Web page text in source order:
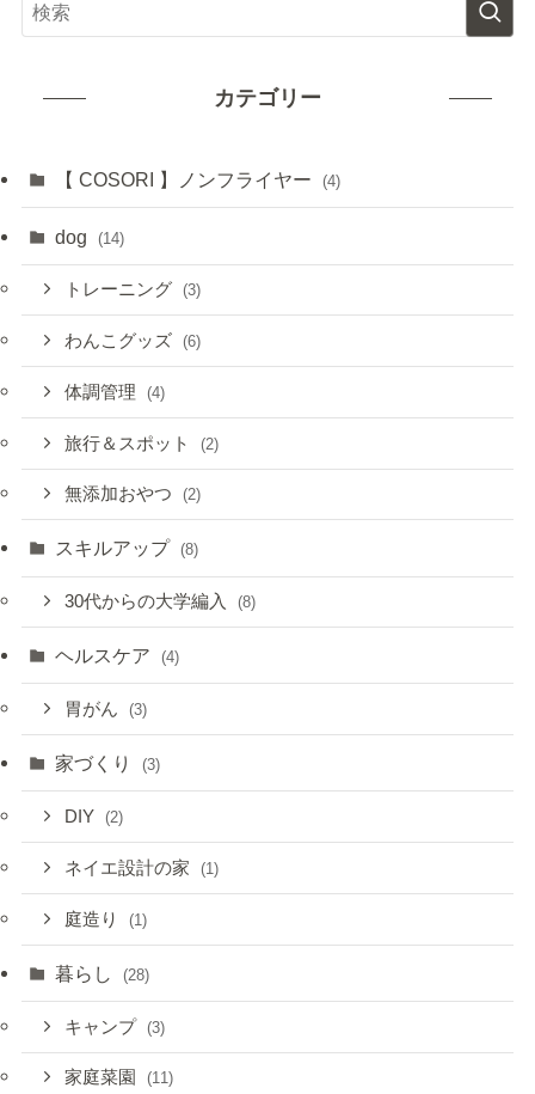
カテゴリー
【 COSORI 】ノンフライヤー (4)
dog (14)
トレーニング (3)
わんこグッズ (6)
体調管理 (4)
旅行＆スポット (2)
無添加おやつ (2)
スキルアップ (8)
30代からの大学編入 (8)
ヘルスケア (4)
胃がん (3)
家づくり (3)
DIY (2)
ネイエ設計の家 (1)
庭造り (1)
暮らし (28)
キャンプ (3)
家庭菜園 (11)